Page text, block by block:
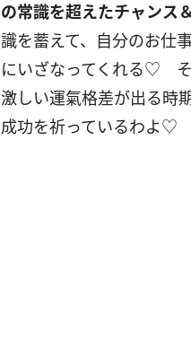
の常識を超えたチャンス
識を蓄えて、自分のお仕
にいざなってくれる♡ そ
激しい運氣格差が出る
成功を祈っているわよ♡